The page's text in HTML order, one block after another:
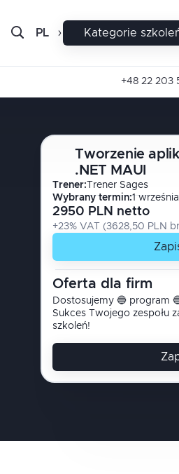
PL EN Kategorie
+48 22 203
Tworzenie
.NET MAUI
Trener: Trener Sages
Wybrany termin:1
2950 PLN netto
+23% VAT (3628,50 PLN
Oferta dla firm
Dostosujemy 🔵 program
Sukces Twojego zespołu
szkoleń!